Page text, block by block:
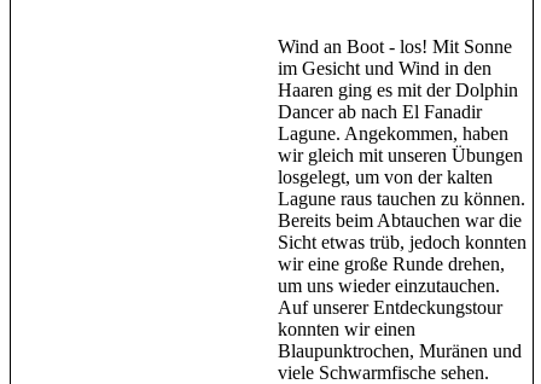
Wind an Boot - los! Mit Sonne
im Gesicht und Wind in den
Haaren ging es mit der Dolphin
Dancer ab nach El Fanadir
Lagune. Angekommen, haben
wir gleich mit unseren Übungen
losgelegt, um von der kalten
Lagune raus tauchen zu können.
Bereits beim Abtauchen war die
Sicht etwas trüb, jedoch konnten
wir eine große Runde drehen,
um uns wieder einzutauchen.
Auf unserer Entdeckungstour
konnten wir einen
Blaupunktrochen, Muränen und
viele Schwarmfische sehen.